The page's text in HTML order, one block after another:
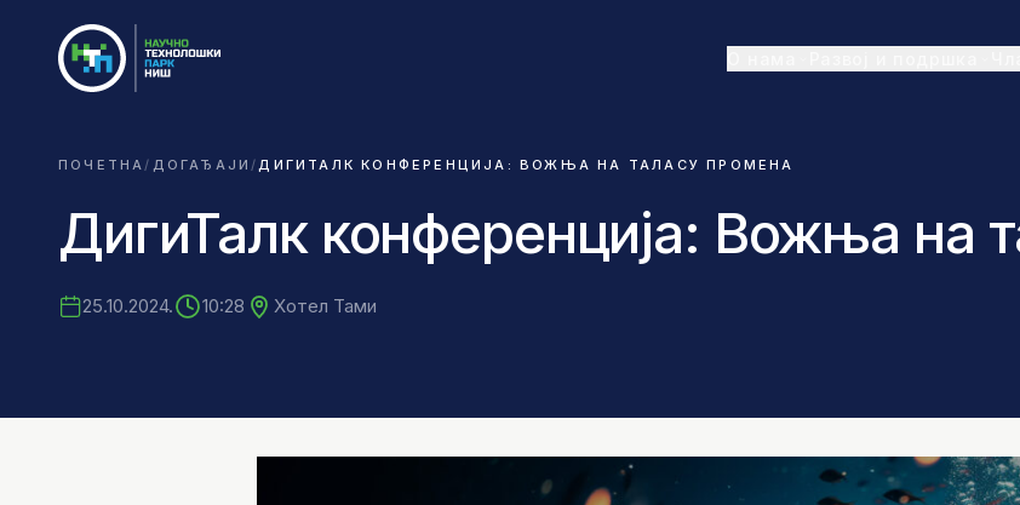
ПОЧЕТНА/ ДОГАЂАЈИ/ДИГИТАЛК КОНФЕРЕНЦИЈА: ВОЖЊА НА ТАЛАСУ ПРОМЕНА
ДигиТалк конференција: Вожња на
25.10.2024. 10:28 Хотел Тами